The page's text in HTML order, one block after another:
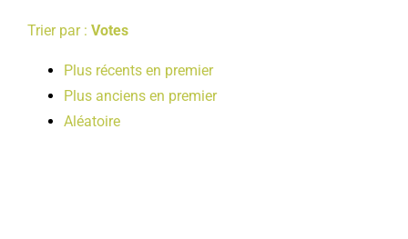
Trier par : Votes
Plus récents en premier
Plus anciens en premier
Aléatoire